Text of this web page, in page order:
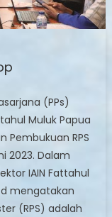
(PPs)
Muluk Papua
Pembukuan RPS
2023. Dalam
IAIN Fattahul
mengatakan
(RPS) adalah